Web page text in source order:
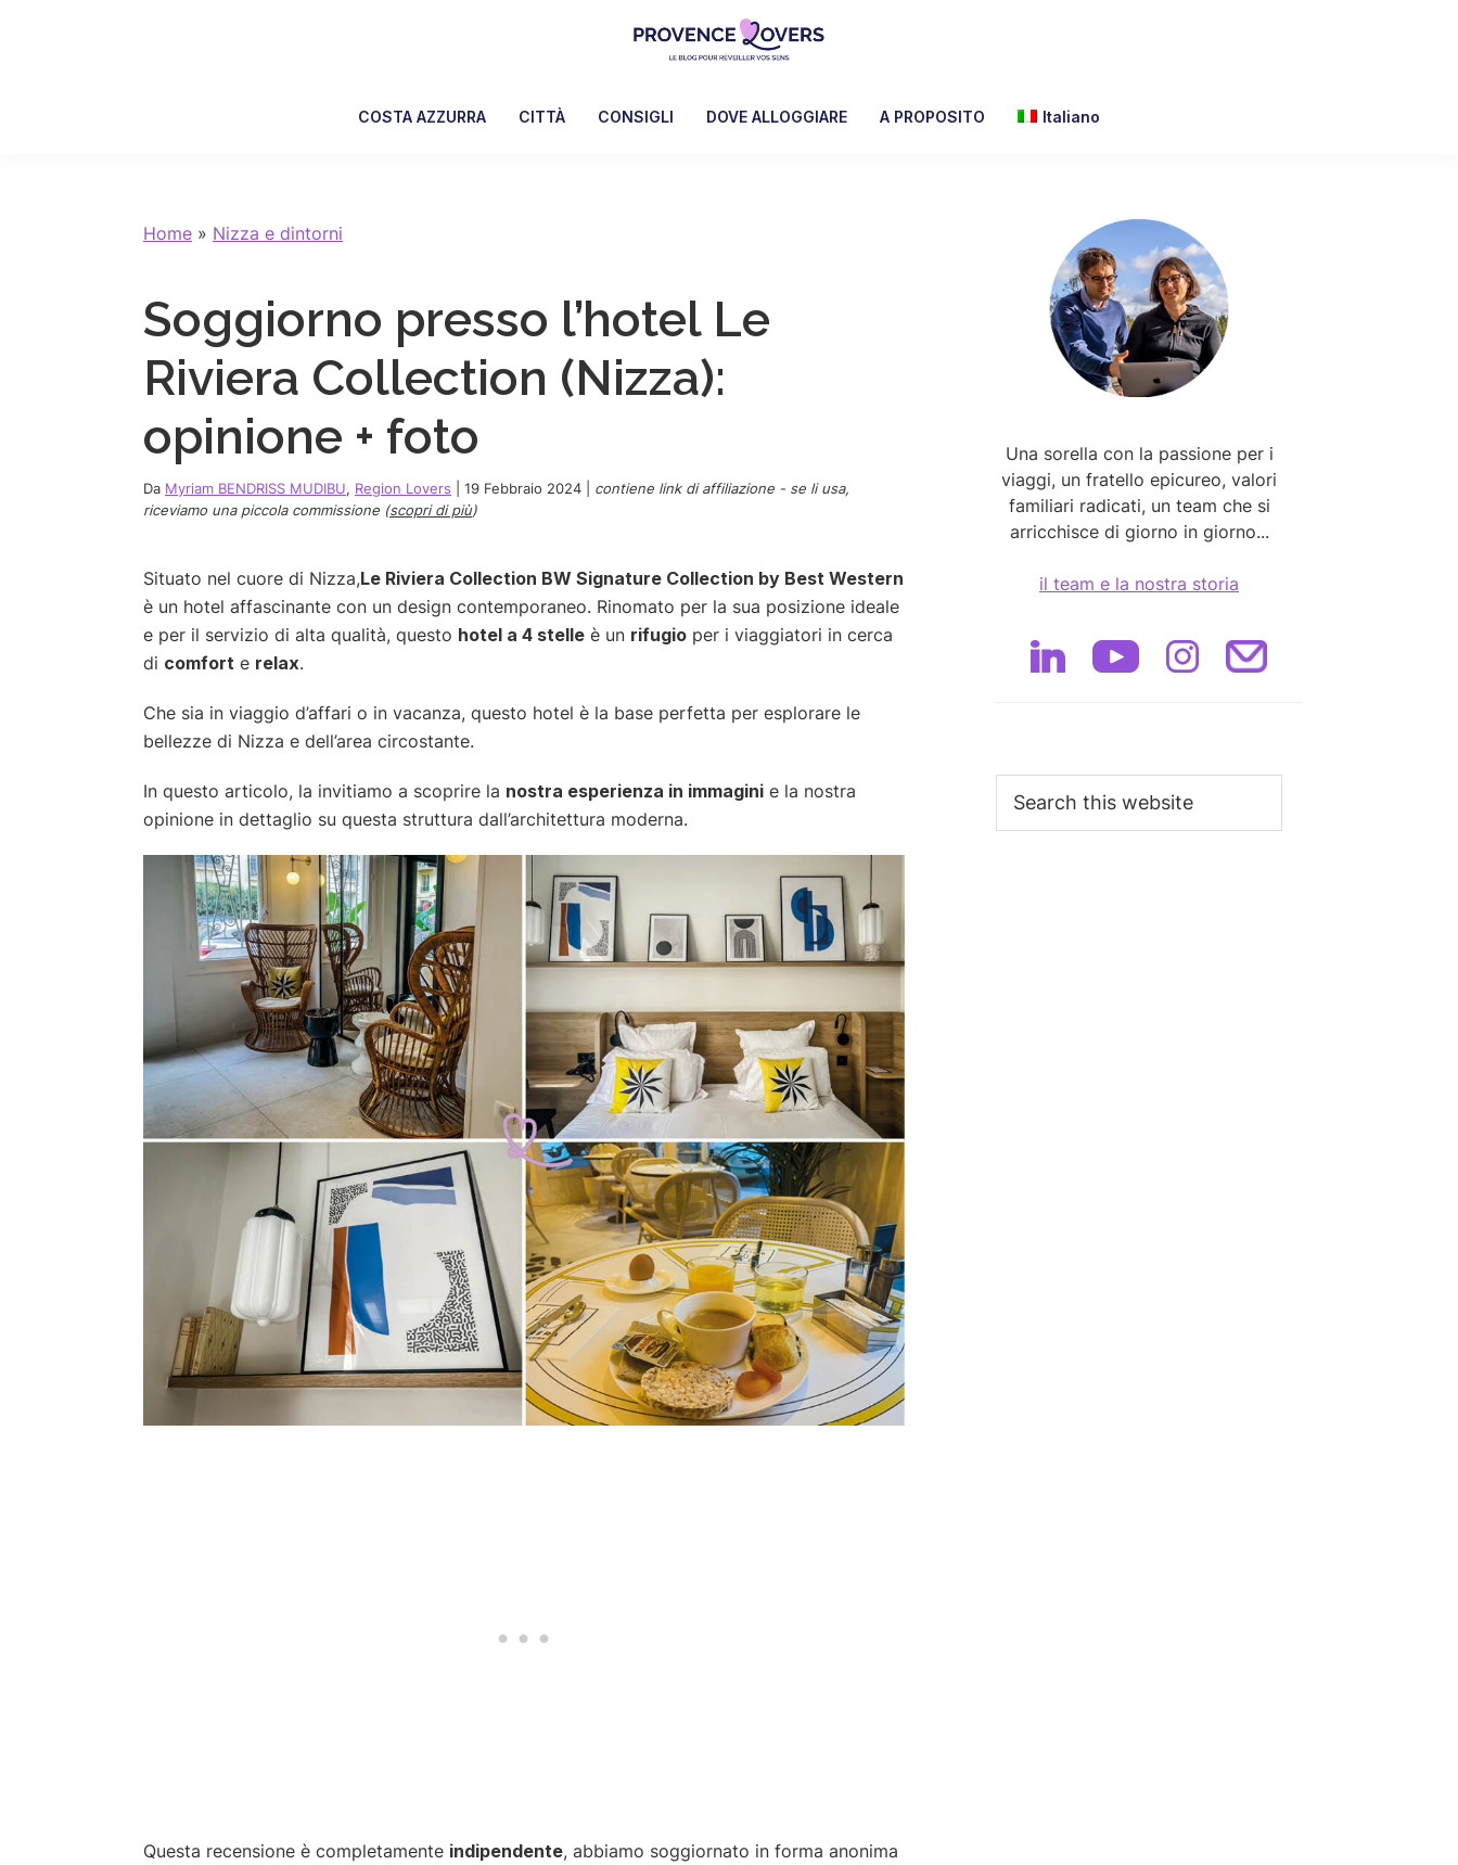
Lovers
risvegliare
blog
de
Claire
et
COSTA AZZURRA CITTÀ CONSIGLI DOVE ALLOGGIARE A PROPOSITO Italiano
Home » Nizza e dintorni
Soggiorno presso l’hotel Le
Riviera Collection (Nizza):
opinione + foto
Da Myriam BENDRISS MUDIBU, Region Lovers 19 Febbraio 2024
contiene link di affiliazione - se li usa,
riceviamo una piccola commissione (scopri di più)
Situato nel cuore di Nizza,Le Riviera Collection BW Signature Collection by Best Western
è un hotel affascinante con un design contemporaneo. Rinomato per la sua posizione ideale
e per il servizio di alta qualità, questo hotel a 4 stelle è un rifugio per i viaggiatori in cerca
di comfort e relax.
Che sia in viaggio d’affari o in vacanza, questo hotel è la base perfetta per esplorare le
bellezze di Nizza e dell’area circostante.
In questo articolo, la invitiamo a scoprire la nostra esperienza in immagini e la nostra
opinione in dettaglio su questa struttura dall’architettura moderna.
Questa recensione è completamente indipendente, abbiamo soggiornato in forma anonima
Primary
Sidebar
Una sorella con la passione per i
viaggi, un fratello epicureo, valori
familiari radicati, un team che si
arricchisce di giorno in giorno...
il team e la nostra storia
this